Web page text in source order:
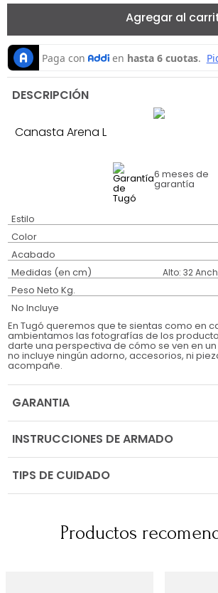
Agregar al
DESCRIPCIÓN
Canasta Arena L
6 meses de
garantía
Estilo
Color
Acabado
Medidas (en cm) Alto: 32
Peso Neto Kg.
No Incluye
En Tugó queremos que te sientas como en
ambientamos las fotografías de los
darte una perspectiva de cómo se ven en
no incluye ningún adorno, accesorios, ni
acompañe.
GARANTIA
INSTRUCCIONES DE ARMADO
TIPS DE CUIDADO
Productos